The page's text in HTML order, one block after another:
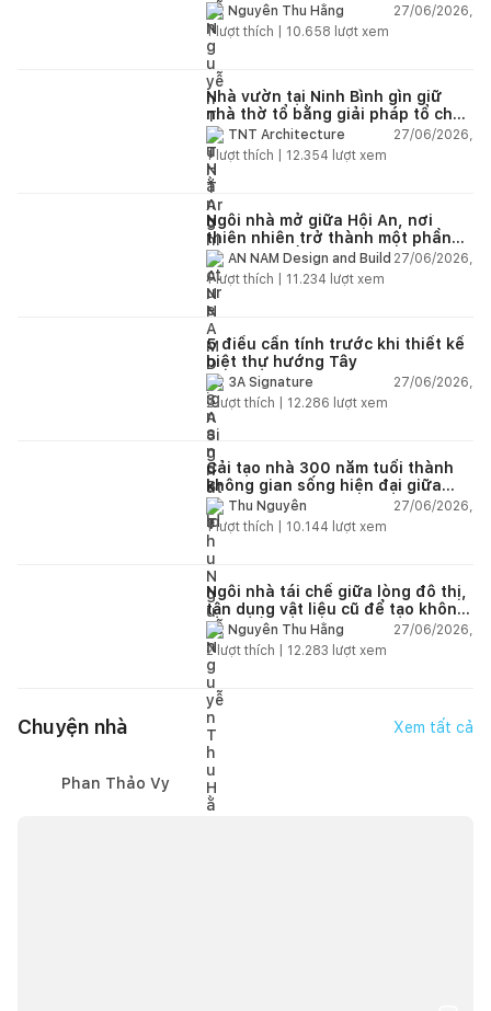
Nguyễn Thu Hằng
27/06/2026,
1lượt thích | 10.658 lượt xem
Nhà vườn tại Ninh Bình gìn giữ
nhà thờ tổ bằng giải pháp tổ chức
lại không gian
TNT Architecture
27/06/2026,
1lượt thích | 12.354 lượt xem
Ngôi nhà mở giữa Hội An, nơi
thiên nhiên trở thành một phần
của cuộc sống
AN NAM Design and Build 27/06/2026,
1lượt thích | 11.234 lượt xem
5 điều cần tính trước khi thiết kế
biệt thự hướng Tây
3A Signature
27/06/2026,
2lượt thích | 12.286 lượt xem
Cải tạo nhà 300 năm tuổi thành
không gian sống hiện đại giữa
thiên nhiên
Thu Nguyễn
27/06/2026,
1lượt thích | 10.144 lượt xem
Ngôi nhà tái chế giữa lòng đô thị,
tận dụng vật liệu cũ để tạo không
gian sống linh hoạt
Nguyễn Thu Hằng
27/06/2026,
2lượt thích | 12.283 lượt xem
Chuyện nhà Xem tất cả
Phan Thảo Vy